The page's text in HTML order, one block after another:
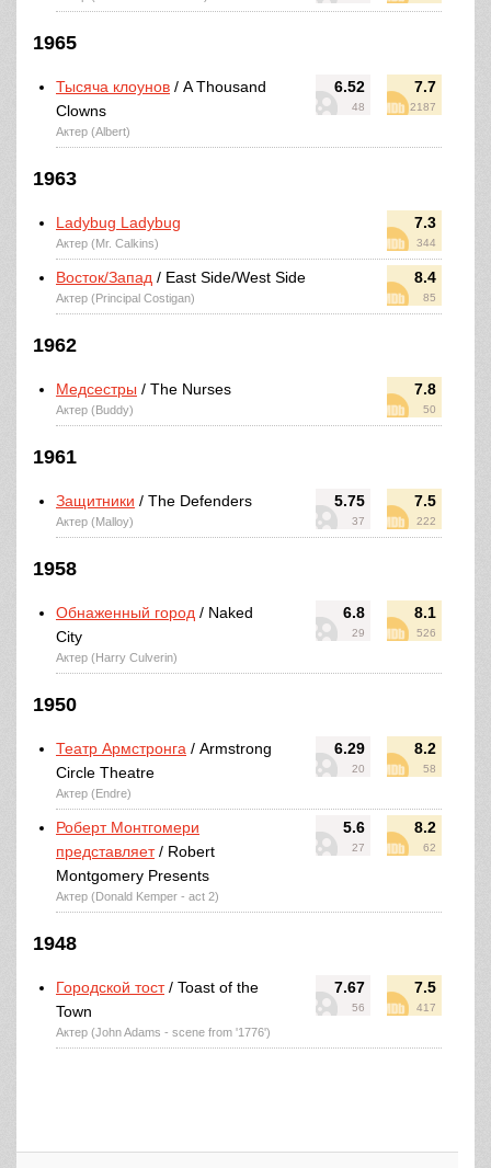
1965
6.52
48
7.7
2187
Тысяча клоунов / A Thousand
Clowns
Актер (Albert)
1963
7.3
344
Ladybug Ladybug
Актер (Mr. Calkins)
8.4
85
Восток/Запад / East Side/West Side
Актер (Principal Costigan)
1962
7.8
50
Медсестры / The Nurses
Актер (Buddy)
1961
5.75
37
7.5
222
Защитники / The Defenders
Актер (Malloy)
1958
6.8
29
8.1
526
Обнаженный город / Naked
City
Актер (Harry Culverin)
1950
6.29
20
8.2
58
Театр Армстронга / Armstrong
Circle Theatre
Актер (Endre)
5.6
27
8.2
62
Роберт Монтгомери
представляет/ Robert
Montgomery Presents
Актер (Donald Kemper - act 2)
1948
7.67
56
7.5
417
Городской тост/ Toast of the
Town
Актер (John Adams - scene from '1776')